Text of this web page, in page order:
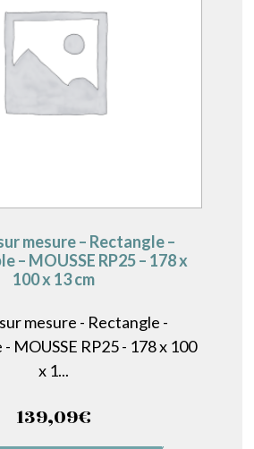
mesure – Rectangle –
– MOUSSE RP25 – 178 x
100 x 13 cm
mesure - Rectangle -
MOUSSE RP25 - 178 x 100
x 1...
139,09€